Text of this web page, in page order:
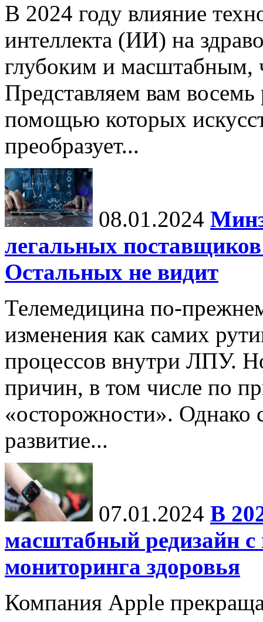
В 2024 году влияние
интеллекта (ИИ) на
глубоким и масштабным,
Представляем вам
помощью которых
преобразует...
08.01.2024
легальных
Остальных не видит
Телемедицина по-
изменения как самих
процессов внутри ЛПУ.
причин, в том числе по
«осторожности». Однако
развитие...
07.01.2024 В
масштабный редизайн
мониторинга здоровья
Компания Apple